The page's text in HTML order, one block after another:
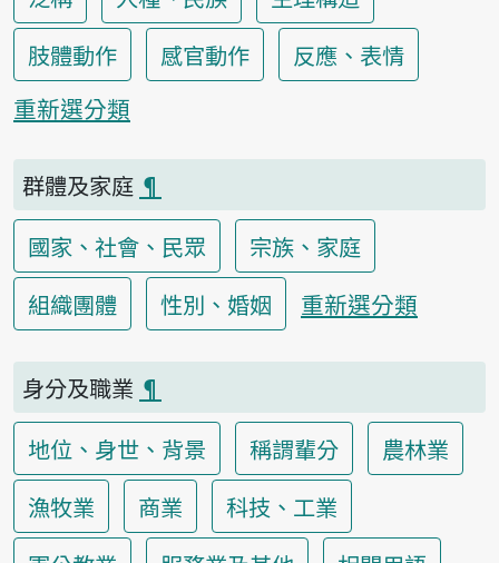
肢體動作
感官動作
反應、表情
重新選分類
群體及家庭 ¶
國家、社會、民眾
宗族、家庭
組織團體
性別、婚姻 重新選分類
身分及職業 ¶
地位、身世、背景
稱謂輩分
農林業
漁牧業
商業
科技、工業